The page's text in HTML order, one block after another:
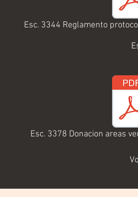
Esc. 3344 Reglamento
Esc. 3378 Donacion areas